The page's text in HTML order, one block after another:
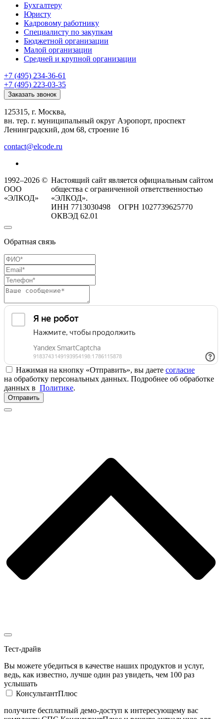
Бухгалтеру
Юристу
Кадровому работнику
Специалисту по закупкам
Бюджетной организации
Малой организации
Средней и крупной организации
+7 (495) 234-36-61
+7 (495) 223-03-35
Заказать звонок
125315, г. Москва,
вн. тер. г. муниципальный округ Аэропорт, проспект
Ленинградский, дом 68, строение 16
contact@elcode.ru
1992–2026 ©
ООО
«ЭЛКОД»
Настоящий сайт является официальным сайтом
общества с ограниченной ответственностью
«ЭЛКОД».
ИНН 7713030498 ОГРН 1027739625770
ОКВЭД 62.01
Обратная связь
Нажимая на кнопку «Отправить», вы даете согласие
на обработку персональных данных. Подробнее об обработке
данных в Политике.
Отправить
Тест-драйв
Вы можете убедиться в качестве наших продуктов и услуг,
ведь, как известно, лучше один раз увидеть, чем 100 раз
услышать
КонсультантПлюс
получите бесплатный демо-доступ к интересующему вас